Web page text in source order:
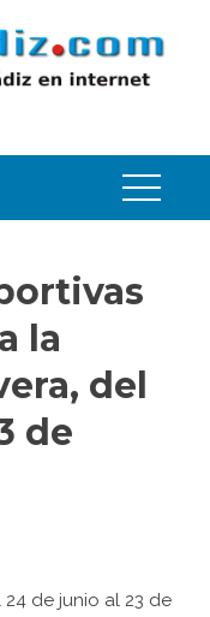
la
del
de
24 de junio al 23 de